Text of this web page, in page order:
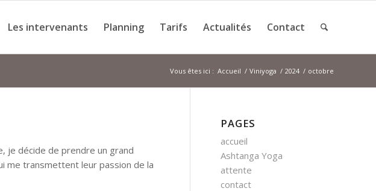
Les intervenants Planning Tarifs Actualités Contact
Vous êtes ici : Accueil / Viniyoga / 2024 / octobre
je décide de prendre un grand
me transmettent leur passion de la
PAGES
accueil
Ashtanga Yoga
attente
contact